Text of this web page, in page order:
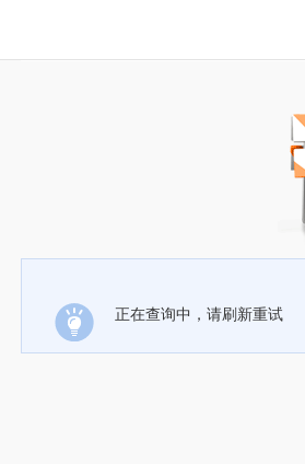
正在查询中，请刷新重试